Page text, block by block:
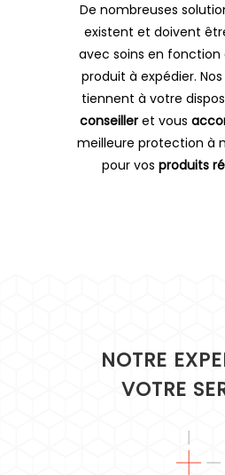
De nombreuses
existent et doivent
avec soins en fonction
produit à expédier.
tiennent à votre
conseilleret vous
meilleure protection à
pour vos produits
NOTRE
VOTRE